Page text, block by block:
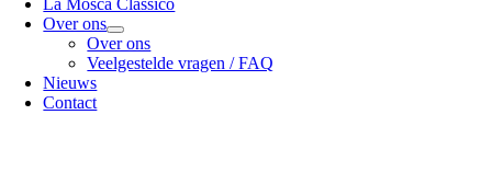
La Mosca Classico
Over ons
Over ons
Veelgestelde vragen / FAQ
Nieuws
Contact